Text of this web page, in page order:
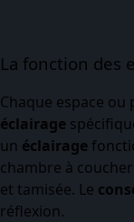
La fonction des
Chaque espace
éclairage
un éclairage
chambre à
et tamisée. Le
réflexion.